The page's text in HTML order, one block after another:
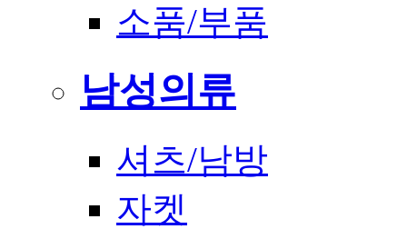
소품/부품
남성의류
셔츠/남방
자켓